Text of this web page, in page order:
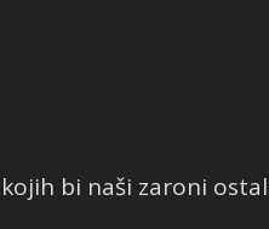
bi naši zaroni